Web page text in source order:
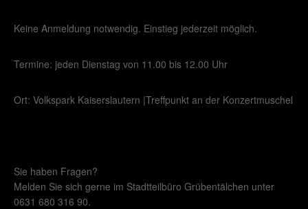
Keine Anmeldung notwendig. Einstieg jederzeit möglich.
Termine: jeden Dienstag von 11.00 bis 12.00 Uhr
Ort: Volkspark Kaiserslautern |Treffpunkt an der Konzertmuschel
Sie haben Fragen?
Melden Sie sich gerne im Stadtteilbüro Grübentälchen unter
0631 680 316 90.